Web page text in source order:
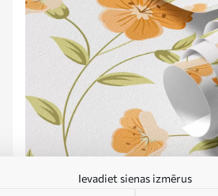
Ievadiet sienas izmērus